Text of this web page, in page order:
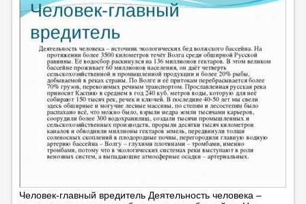
Человек-главный вредитель Деятельность человека –